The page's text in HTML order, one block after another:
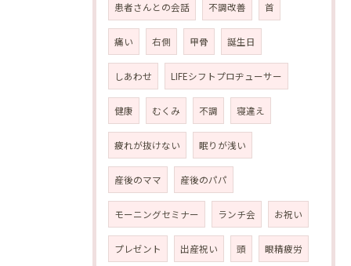
患者さんとの会話 不調改善 首
痛い 右側 甲骨 誕生日
しあわせ LIFEシフトプロヂューサー
健康 むくみ 不調 寝違え
疲れが抜けない 眠りが浅い
産後のママ 産後のパパ
モーニングセミナー ランチ会 お祝い
プレゼント 出産祝い 頭 眼精疲労